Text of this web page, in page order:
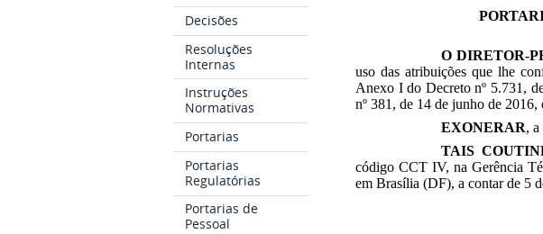
Decisões
Resoluções
Internas
Instruções
Normativas
Portarias
Portarias
Regulatórias
Portarias de
Pessoal
O DIRETOR-
uso das atribuições que lhe
Anexo I do Decreto nº 5.731,
nº 381, de 14 de junho de
EXONERAR,
TAIS
código CCT IV, na Gerência
em Brasília (DF), a contar de 5